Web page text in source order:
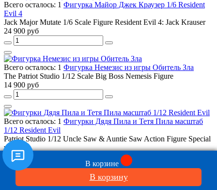
Всего осталось: 1 Фигурка Майор Джек Краузер 1/6 Resident
Evil 4
Jack Major Mutate 1/6 Scale Figure Resident Evil 4: Jack Krauser
24 900 руб
Всего осталось: 1 Фигурка Немезис из игры Обитель Зла
The Patriot Studio 1/12 Scale Big Boss Nemesis Figure
14 900 руб
Всего осталось: 1 Фигурки Дядя Пила и Тетя Пила масштаб
1/12 Resident Evil
Patriot Studio 1/12 Uncle Saw & Auntie Saw Action Figure Special
version
24 900 руб
В корзине
В корзину